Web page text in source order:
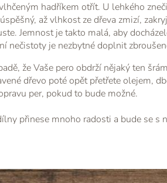
hadříkem otřít. U lehkého
až vlhkost ze dřeva zmizí,
Jemnost je takto malá, aby
nečistoty je nezbytné doplnit
že Vaše pero obdrží nějaký ten
dřevo poté opět přetřete olejem,
per, pokud to bude možné.
přinese mnoho radosti a bude se s